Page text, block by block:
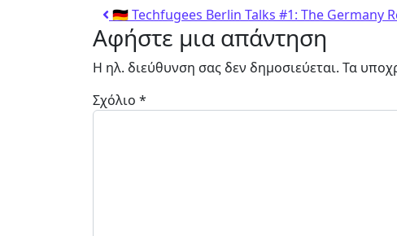
🇩🇪 Techfugees Berlin Talks #1: The Germany
Αφήστε μια απάντηση
Η ηλ. διεύθυνση σας δεν δημοσιεύεται. Τα
Σχόλιο *